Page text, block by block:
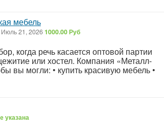
мебель
Июль 21, 20261000.00 Руб
когда речь касается оптовой партии
или хостел. Компания «Металл-
вы могли: • купить красивую мебель •
указана